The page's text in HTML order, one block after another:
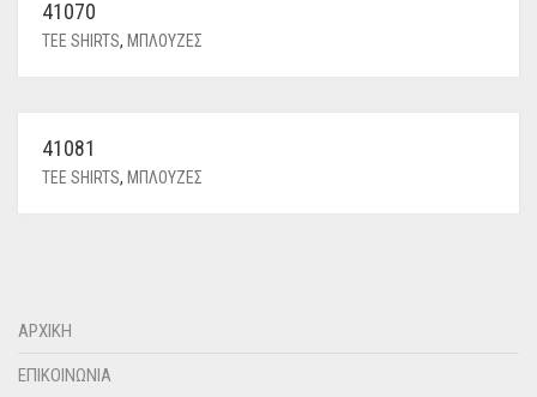
41070
TEE SHIRTS, ΜΠΛΟΥΖΕΣ
41081
TEE SHIRTS, ΜΠΛΟΥΖΕΣ
ΑΡΧΙΚΗ
ΕΠΙΚΟΙΝΩΝΙΑ